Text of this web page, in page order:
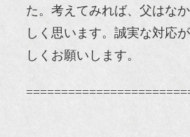
た。考えてみれば、父はな
しく思います。誠実な対応
しくお願いします。